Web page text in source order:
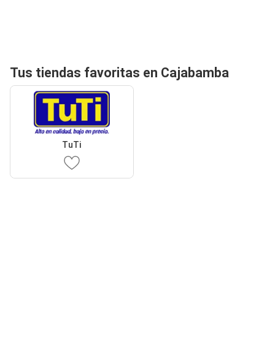
Tus tiendas favoritas en Cajabamba
TuTi